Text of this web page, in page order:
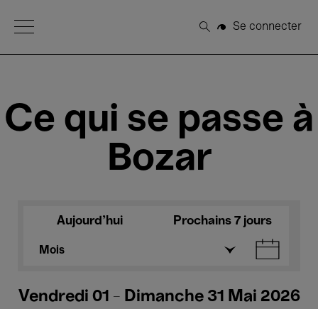
Open Menu
Rechercher
Se connecter
Ce qui se passe à
Bozar
Aujourd'hui Prochains 7 jours
Mois
Vendredi 01 - Dimanche 31 Mai 2026